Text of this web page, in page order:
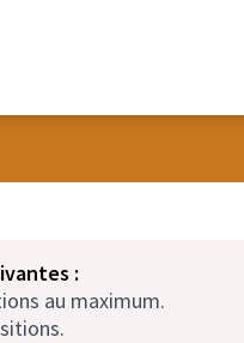
:
au maximum.